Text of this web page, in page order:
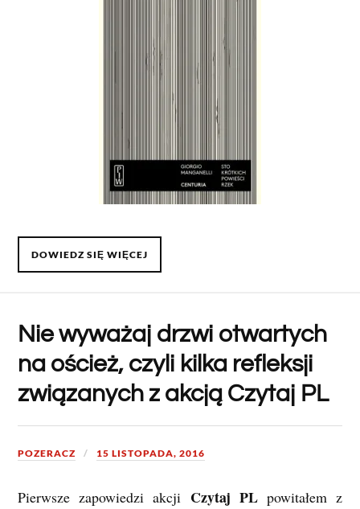
DOWIEDZ SIĘ WIĘCEJ
Nie wyważaj drzwi otwartych
na oścież, czyli kilka refleksji
związanych z akcją Czytaj PL
POZERACZ 15 LISTOPADA, 2016
Pierwsze zapowiedzi akcji Czytaj PLpowitałem z